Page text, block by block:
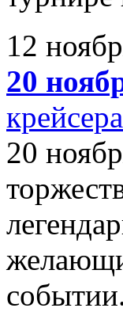
12
20
20